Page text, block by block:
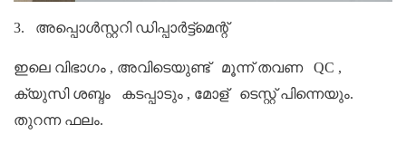
3. അപ്പൊൾസ്റ്ററി ഡിപ്പാർട്ട്മെന്റ്
ഇലെ വിഭാഗം , അവിടെയുണ്ട് മൂന്ന് തവണ QC ,
ക്യുസി ശബ്ദം കടപ്പാടും , മോള് ടെസ്റ്റ്പിന്നെയും.
തുറന്ന ഫലം.